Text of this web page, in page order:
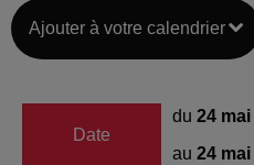
Ajouter à votre calendrier
Date
du 24
au 24